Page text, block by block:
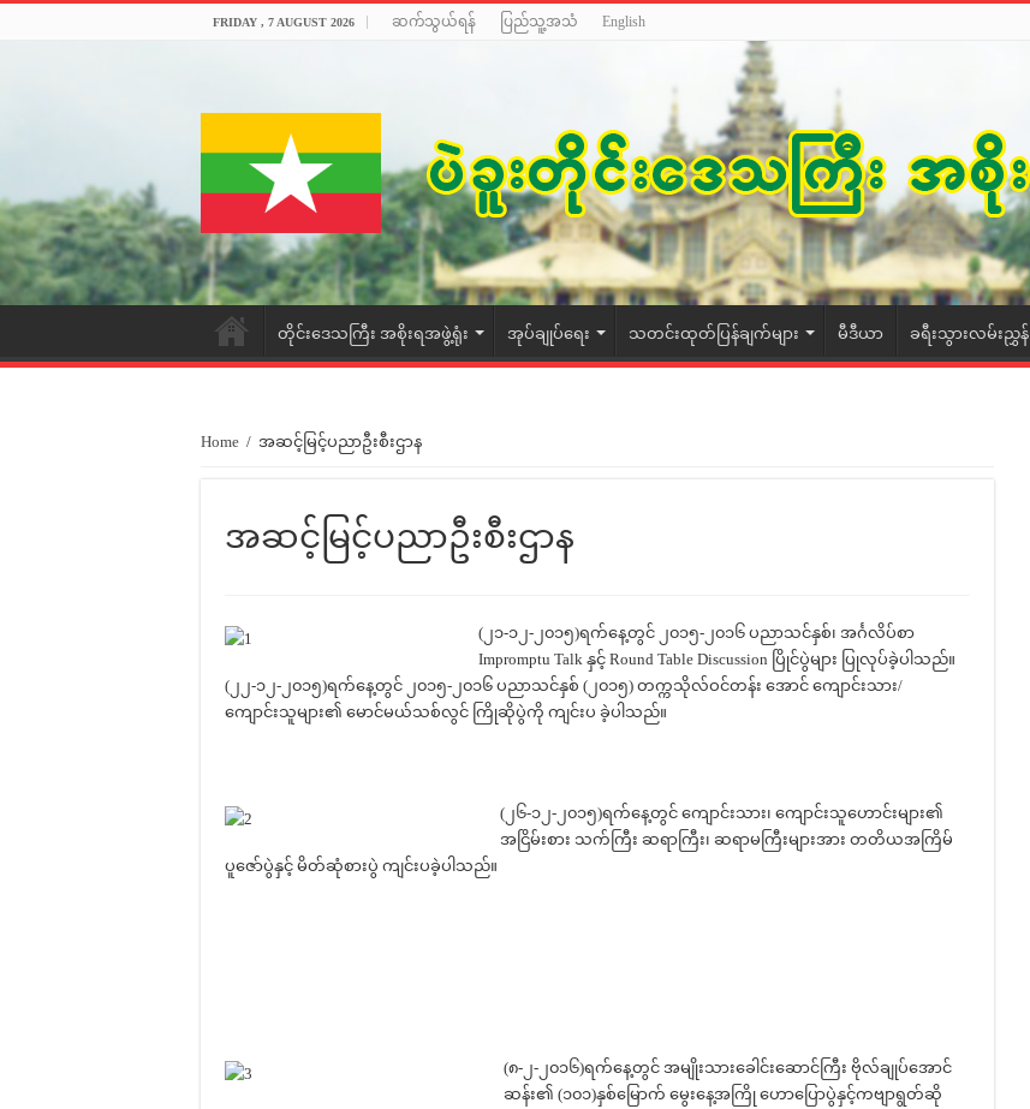
FRIDAY , 7 AUGUST 2026 ဆက်သွယ်ရန် ပြည်သူ့အသံ English
တိုင်းဒေသကြီး အစိုးရအဖွဲ့ရုံး အုပ်ချုပ်ရေး သတင်းထုတ်ပြန်ချက်များ မီဒီယာ ခရီးသွားလမ်းညွှန်
Home / အဆင့်မြင့်ပညာဦးစီးဌာန
အဆင့်မြင့်ပညာဦးစီးဌာန
(၂၁-၁၂-၂၀၁၅)ရက်နေ့တွင် ၂၀၁၅-၂၀၁၆ ပညာသင်နှစ်၊ အင်္ဂလိပ်စာ
Impromptu Talk နှင့် Round Table Discussion ပြိုင်ပွဲများ ပြုလုပ်ခဲ့ပါသည်။
(၂၂-၁၂-၂၀၁၅)ရက်နေ့တွင် ၂၀၁၅-၂၀၁၆ ပညာသင်နှစ် (၂၀၁၅) တက္ကသိုလ်ဝင်တန်း အောင် ကျောင်းသား/
ကျောင်းသူများ၏ မောင်မယ်သစ်လွင် ကြိုဆိုပွဲကို ကျင်းပ ခဲ့ပါသည်။
(၂၆-၁၂-၂၀၁၅)ရက်နေ့တွင် ကျောင်းသား၊ ကျောင်းသူဟောင်းများ၏
အငြိမ်းစား သက်ကြီး ဆရာကြီး၊ ဆရာမကြီးများအား တတိယအကြိမ်
ပူဇော်ပွဲနှင့် မိတ်ဆုံစားပွဲ ကျင်းပခဲ့ပါသည်။
(၈-၂-၂၀၁၆)ရက်နေ့တွင် အမျိုးသားခေါင်းဆောင်ကြီး ဗိုလ်ချုပ်အောင်
ဆန်း၏ (၁၀၁)နှစ်မြောက် မွေးနေ့အကြို ဟောပြောပွဲနှင့်ကဗျာရွတ်ဆို